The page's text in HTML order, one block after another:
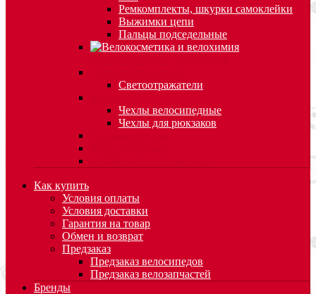
Ремкомплекты, шкурки самоклейки
Выжимки цепи
Пальцы подседельные
Светоотражатели
Чехлы велосипедные
Чехлы для рюкзаков
Как купить
Условия оплаты
Условия доставки
Гарантия на товар
Обмен и возврат
Предзаказ
Предзаказ велосипедов
Предзаказ велозапчастей
Бренды